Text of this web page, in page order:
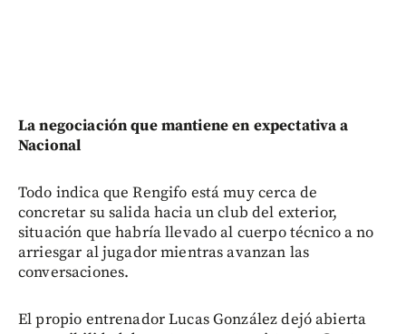
La negociación que mantiene en expectativa a
Nacional
Todo indica que Rengifo está muy cerca de
concretar su salida hacia un club del exterior,
situación que habría llevado al cuerpo técnico a no
arriesgar al jugador mientras avanzan las
conversaciones.
El propio entrenador Lucas González dejó abierta